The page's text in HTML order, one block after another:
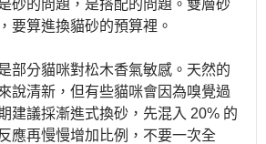
的問題，是搭配的問題。雙層砂
要算進換貓砂的預算裡。
部分貓咪對松木香氣敏感。天然的
說清新，但有些貓咪會因為嗅覺過
建議採漸進式換砂，先混入 20% 的
應再慢慢增加比例，不要一次全